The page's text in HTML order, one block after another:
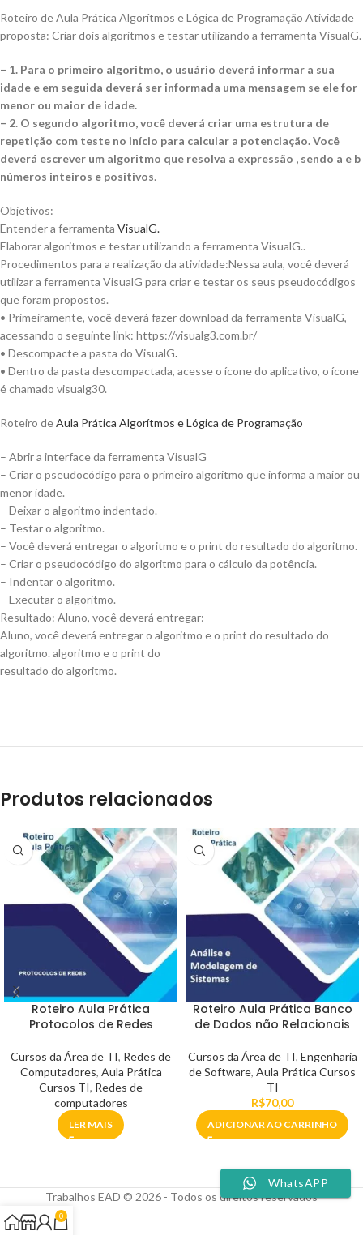
Roteiro de Aula Prática Algorítmos e Lógica de Programação Atividade
proposta: Criar dois algoritmos e testar utilizando a ferramenta VisualG.
– 1. Para o primeiro algoritmo, o usuário deverá informar a sua
idade e em seguida deverá ser informada uma mensagem se ele for
menor ou maior de idade.
– 2. O segundo algoritmo, você deverá criar uma estrutura de
repetição com teste no início para calcular a potenciação. Você
deverá escrever um algoritmo que resolva a expressão , sendo a e b
números inteiros e positivos.
Objetivos:
Entender a ferramenta VisualG.
Elaborar algoritmos e testar utilizando a ferramenta VisualG..
Procedimentos para a realização da atividade:Nessa aula, você deverá
utilizar a ferramenta VisualG para criar e testar os seus pseudocódigos
que foram propostos.
• Primeiramente, você deverá fazer download da ferramenta VisualG,
acessando o seguinte link: https://visualg3.com.br/
• Descompacte a pasta do VisualG.
• Dentro da pasta descompactada, acesse o ícone do aplicativo, o ícone
é chamado visualg30.
Roteiro deAula Prática Algorítmos e Lógica de Programação
– Abrir a interface da ferramenta VisualG
– Criar o pseudocódigo para o primeiro algoritmo que informa a maior ou
menor idade.
– Deixar o algoritmo indentado.
– Testar o algoritmo.
– Você deverá entregar o algoritmo e o print do resultado do algoritmo.
– Criar o pseudocódigo do algoritmo para o cálculo da potência.
– Indentar o algoritmo.
– Executar o algoritmo.
Resultado: Aluno, você deverá entregar:
Aluno, você deverá entregar o algoritmo e o print do resultado do
algoritmo. algoritmo e o print do
resultado do algoritmo.
Produtos relacionados
Roteiro Aula Prática
Protocolos de Redes
Cursos da Área de TI, Redes de
Computadores, Aula Prática
Cursos TI, Redes de
computadores
LER MAIS
Roteiro Aula Prática Banco
de Dados não Relacionais
Cursos da Área de TI, Engenharia
de Software, Aula Prática Cursos
TI
R$70,00
ADICIONAR AO CARRINHO
Trabalhos EAD © 2026 - Todos os direitos reservados
0
WhatsAPP